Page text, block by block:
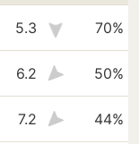
5.3 70%
6.2 50%
7.2 44%